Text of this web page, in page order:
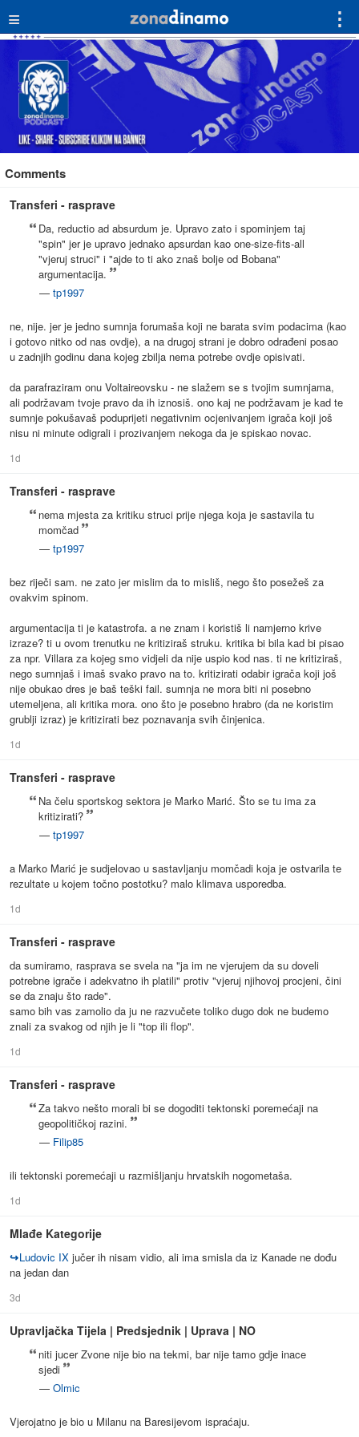
≡ ⋮
Comments
Transferi - rasprave
Da, reductio ad absurdum je. Upravo zato i spominjem taj
"spin" jer je upravo jednako apsurdan kao one-size-fits-all
"vjeruj struci" i "ajde to ti ako znaš bolje od Bobana"
argumentacija.
— tp1997
ne, nije. jer je jedno sumnja forumaša koji ne barata svim podacima (kao
i gotovo nitko od nas ovdje), a na drugoj strani je dobro odrađeni posao
u zadnjih godinu dana kojeg zbilja nema potrebe ovdje opisivati.
da parafraziram onu Voltaireovsku - ne slažem se s tvojim sumnjama,
ali podržavam tvoje pravo da ih iznosiš. ono kaj ne podržavam je kad te
sumnje pokušavaš poduprijeti negativnim ocjenivanjem igrača koji još
nisu ni minute odigrali i prozivanjem nekoga da je spiskao novac.
1d
Transferi - rasprave
nema mjesta za kritiku struci prije njega koja je sastavila tu
momčad
— tp1997
bez riječi sam. ne zato jer mislim da to misliš, nego što posežeš za
ovakvim spinom.
argumentacija ti je katastrofa. a ne znam i koristiš li namjerno krive
izraze? ti u ovom trenutku ne kritiziraš struku. kritika bi bila kad bi pisao
za npr. Villara za kojeg smo vidjeli da nije uspio kod nas. ti ne kritiziraš,
nego sumnjaš i imaš svako pravo na to. kritizirati odabir igrača koji još
nije obukao dres je baš teški fail. sumnja ne mora biti ni posebno
utemeljena, ali kritika mora. ono što je posebno hrabro (da ne koristim
grublji izraz) je kritizirati bez poznavanja svih činjenica.
1d
Transferi - rasprave
Na čelu sportskog sektora je Marko Marić. Što se tu ima za
kritizirati?
— tp1997
a Marko Marić je sudjelovao u sastavljanju momčadi koja je ostvarila te
rezultate u kojem točno postotku? malo klimava usporedba.
1d
Transferi - rasprave
da sumiramo, rasprava se svela na "ja im ne vjerujem da su doveli
potrebne igrače i adekvatno ih platili" protiv "vjeruj njihovoj procjeni, čini
se da znaju što rade".
samo bih vas zamolio da ju ne razvučete toliko dugo dok ne budemo
znali za svakog od njih je li "top ili flop".
1d
Transferi - rasprave
Za takvo nešto morali bi se dogoditi tektonski poremećaji na
geopolitičkoj razini.
— Filip85
ili tektonski poremećaji u razmišljanju hrvatskih nogometaša.
1d
Mlađe Kategorije
↪Ludovic IX jučer ih nisam vidio, ali ima smisla da iz Kanade ne dođu
na jedan dan
3d
Upravljačka Tijela | Predsjednik | Uprava | NO
niti jucer Zvone nije bio na tekmi, bar nije tamo gdje inace
sjedi
— Olmic
Vjerojatno je bio u Milanu na Baresijevom ispraćaju.